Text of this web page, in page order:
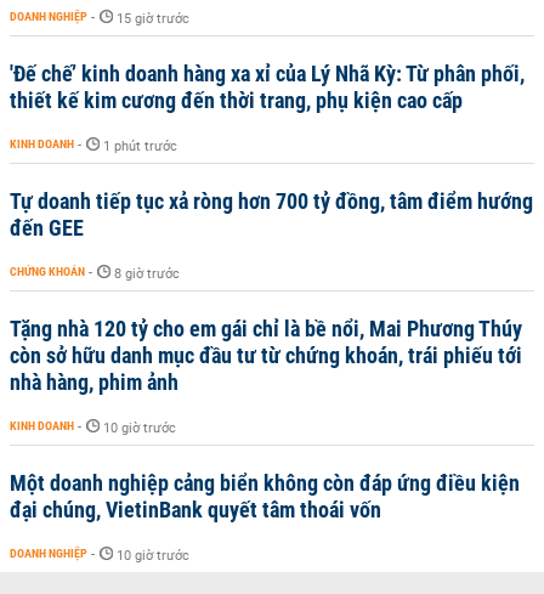
DOANH NGHIỆP - 15 giờ trước
'Đế chế’ kinh doanh hàng xa xỉ của Lý Nhã Kỳ: Từ phân phối,
thiết kế kim cương đến thời trang, phụ kiện cao cấp
KINH DOANH - 1 phút trước
Tự doanh tiếp tục xả ròng hơn 700 tỷ đồng, tâm điểm hướng
đến GEE
CHỨNG KHOÁN - 8 giờ trước
Tặng nhà 120 tỷ cho em gái chỉ là bề nổi, Mai Phương Thúy
còn sở hữu danh mục đầu tư từ chứng khoán, trái phiếu tới
nhà hàng, phim ảnh
KINH DOANH - 10 giờ trước
Một doanh nghiệp cảng biển không còn đáp ứng điều kiện
đại chúng, VietinBank quyết tâm thoái vốn
DOANH NGHIỆP - 10 giờ trước